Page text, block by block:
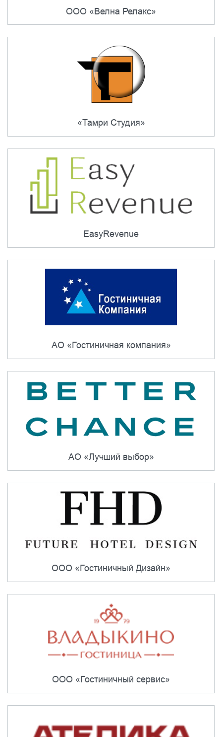
ООО «Велна Релакс»
«Тамри Студия»
EasyRevenue
АО «Гостиничная компания»
АО «Лучший выбор»
ООО «Гостиничный Дизайн»
ООО «Гостиничный сервис»